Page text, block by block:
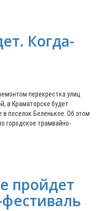
Когда-
перекрестка улиц
в Краматорске будет
поселок Беленькое. Об этом
городское трамвайно-
пройдет